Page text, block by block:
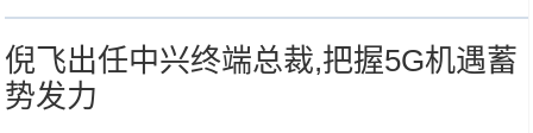
倪飞出任中兴终端总裁,把握5G机遇蓄
势发力